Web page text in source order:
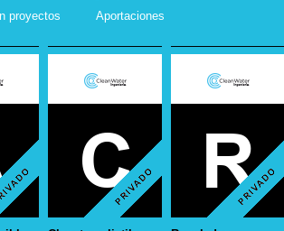
proyectos
Aportaciones